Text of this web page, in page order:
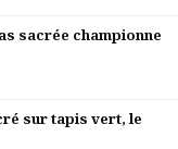
sacrée championne
sur tapis vert, le